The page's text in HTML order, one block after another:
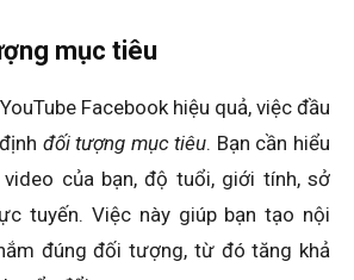
mục tiêu
Facebook hiệu quả, việc đầu
đối tượng mục tiêu. Bạn cần hiểu
của bạn, độ tuổi, giới tính, sở
tuyến. Việc này giúp bạn tạo nội
đúng đối tượng, từ đó tăng khả